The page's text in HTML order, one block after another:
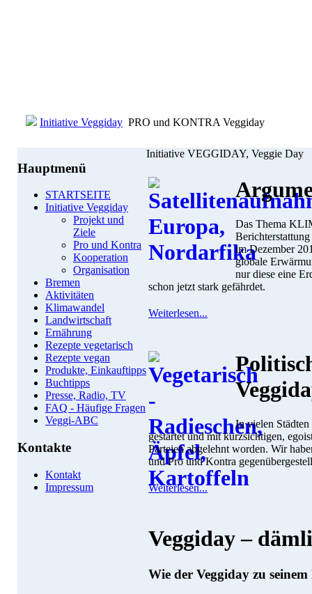
Initiative Veggiday PRO und KONTRA Veggiday
Hauptmenü
STARTSEITE
Initiative Veggiday
Projekt und
Ziele
Pro und Kontra
Kooperation
Organisation
Bremen
Aktivitäten
Klimawandel
Landwirtschaft
Ernährung
Rezepte vegetarisch
Rezepte vegan
Produkte, Einkauftipps
Buchtipps
Presse, Radio, TV
FAQ - Häufige Fragen
Veggi-ABC
Kontakte
Kontakt
Impressum
Initiative VEGGIDAY, Veggie Day
Das Thema
im Dezember
globale
nur diese eine
schon jetzt stark gefährdet.
Weiterlesen...
In vielen
gestartet und mit kurzsichtigen,
Parteien abgelehnt worden. Wir
und Pro und Kontra
Weiterlesen...
Veggiday –
Wie der Veggiday zu